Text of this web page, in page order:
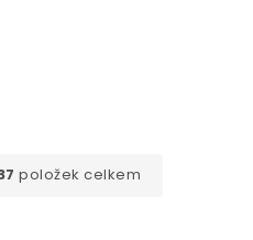
položek celkem